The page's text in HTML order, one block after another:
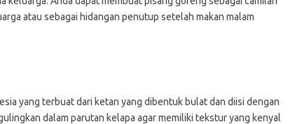
atau sebagai hidangan penutup setelah makan malam
yang terbuat dari ketan yang dibentuk bulat dan diisi dengan
dalam parutan kelapa agar memiliki tekstur yang kenyal